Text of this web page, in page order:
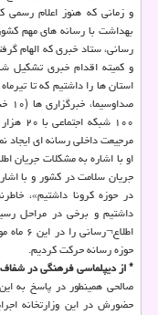
و زمانی که هنوز اعلام رسمی
بهداشت با رسانه های مهم
رسانی، ستاد خبری که الهام
و کمیته اقدام خبری تشکیل
۱۰۰
مرجیعت داخلی رسانه ای ایجاد
او با اشاره به مشکلات جریان
در حوزه کرونا داشتیم»،
داشتیم و برخی در مراحل
حوزه رسانه حرکت کردیم.
* از دیپلماسی فرهنگی در
صالحی همینطور در پاسخ به
حضورش در این وزارتخانه